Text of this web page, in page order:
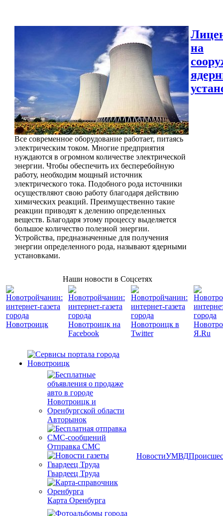
Все современное оборудование работает, питаясь
электрическим током. Многие предприятия
нуждаются в огромном количестве электрической
энергии. Чтобы обеспечить их бесперебойную
работу, необходим мощный источник
электрического тока. Подобного рода источники
осуществляют свою работу благодаря действию
химических реакций. Преимущественно такие
реакции приводят к делению определенных
веществ. Благодаря этому процессу выделяется
большое количество полезной энергии.
Устройства, предназначенные для получения
энергии определенного рода, называют ядерными
установками.
на
Наши новости в Соцсетях
Авторынок
Отправка СМС
Гвардеец Труда
Карта Оренбурга
НовостиУМВД